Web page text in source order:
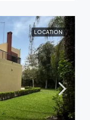
LOCATION